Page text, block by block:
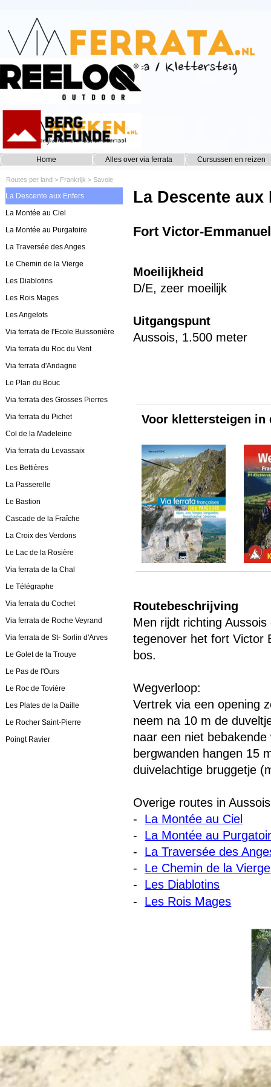
Home Alles over via ferrata ▼
Cursussen en reizen
Routes per land > Frankrijk >Savoie
La Descente aux Enfers
La Montée au Ciel
La Montée au Purgatoire
La Traversée des Anges
Le Chemin de la Vierge
Les Diablotins
Les Rois Mages
Les Angelots
Via ferrata de l'Ecole Buissonière
Via ferrata du Roc du Vent
Via ferrata d'Andagne
Le Plan du Bouc
Via ferrata des Grosses Pierres
Via ferrata du Pichet
Col de la Madeleine
Via ferrata du Levassaix
Les Bettières
La Passerelle
Le Bastion
Cascade de la Fraîche
La Croix des Verdons
Le Lac de la Rosière
Via ferrata de la Chal
Le Télégraphe
Via ferrata du Cochet
Via ferrata de Roche Veyrand
Via ferrata de St- Sorlin d'Arves
Le Golet de la Trouye
Le Pas de l'Ours
Le Roc de Tovière
Les Plates de la Daille
Le Rocher Saint-Pierre
Poingt Ravier
La Descente aux
Fort Victor-
Moeilijkheid
D/E, zeer moeilijk
Uitgangspunt
Aussois, 1.500 meter
Voor klettersteigen in
Routebeschrijving
Men rijdt richting
tegenover het fort Victor
bos.
Wegverloop:
Vertrek via een opening
neem na 10 m de
naar een niet
bergwanden hangen 15
duivelachtige bruggetje
Overige routes in
- La Montée au Ciel
- La Montée au
- La Traversée des
- Le Chemin de la Vierge
- Les Diablotins
- Les Rois Mages
Terug naar de inhoud